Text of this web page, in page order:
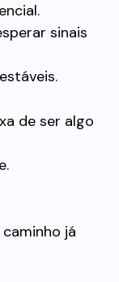
sinais
de ser algo
já